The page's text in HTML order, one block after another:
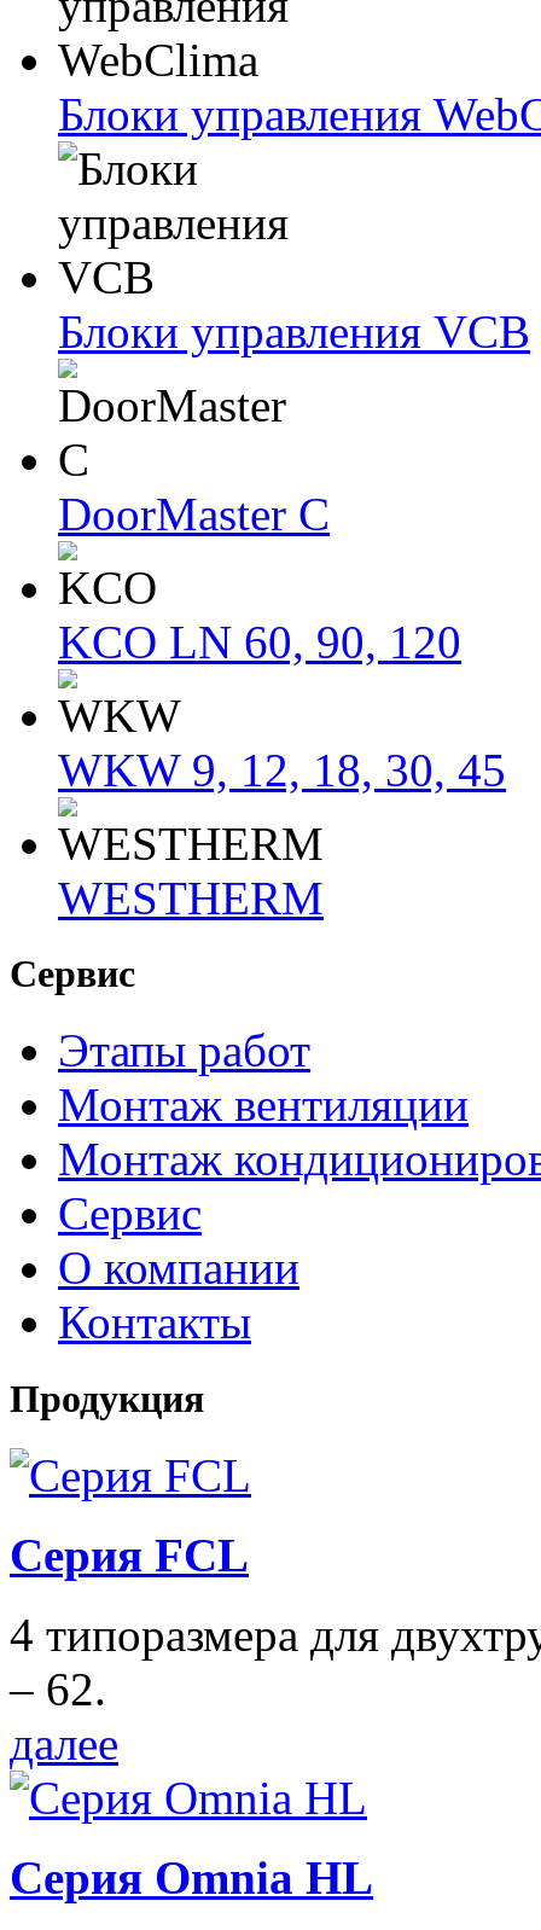
Блоки упрaвлeния
Блоки упрaвлeния VCB
DoorMaster C
KCO LN 60, 90, 120
WKW 9, 12, 18, 30, 45
WESTHERM
Сервис
Этапы работ
Монтаж вентиляции
Монтаж
Сервис
О компании
Контакты
Продукция
Серия FCL
4 типоразмера для
– 62.
далее
Серия Omnia HL